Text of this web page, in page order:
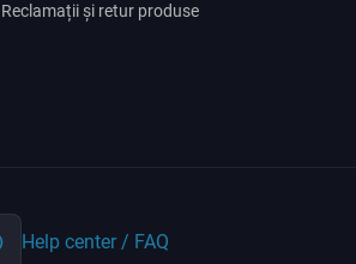
Reclamații și retur produse
Help center / FAQ